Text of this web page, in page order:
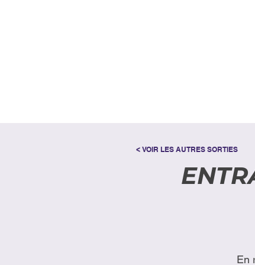
En
< VOIR LES AUTRES SORTIES